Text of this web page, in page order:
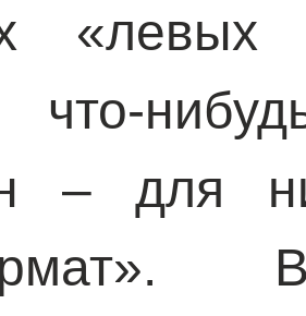
«левых
что-
– для